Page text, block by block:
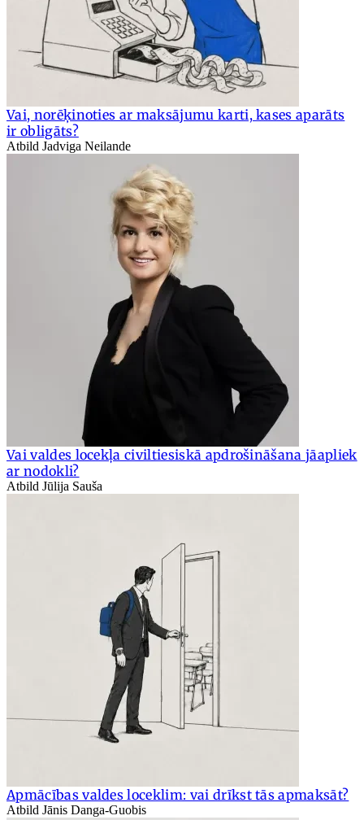
Vai, norēķinoties ar maksājumu karti, kases aparāts
ir obligāts?
Atbild Jadviga Neilande
Vai valdes locekļa civiltiesiskā apdrošināšana jāapliek
ar nodokli?
Atbild Jūlija Sauša
Apmācības valdes loceklim: vai drīkst tās apmaksāt?
Atbild Jānis Danga-Guobis